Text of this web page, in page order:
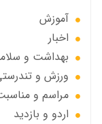
آموزش
اخبار
بهداشت و
ورزش و
مراسم و
اردو و بازدید